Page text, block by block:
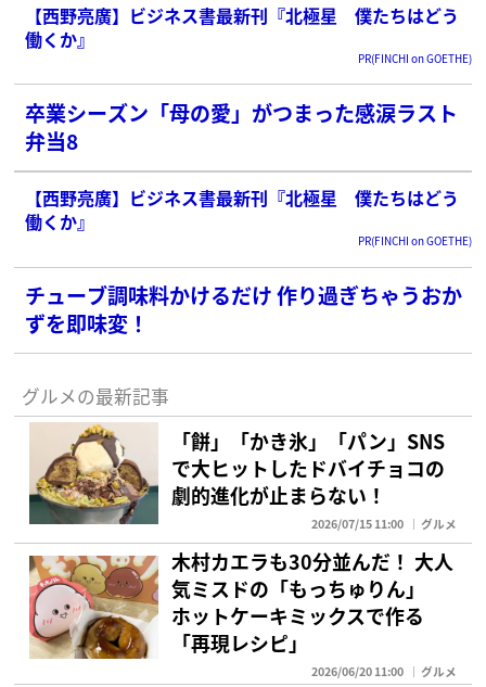
【西野亮廣】ビジネス書最新刊『北極星 僕たちはどう
働くか』
PR(FINCHI on GOETHE)
卒業シーズン「母の愛」がつまった感涙ラスト
弁当8
【西野亮廣】ビジネス書最新刊『北極星 僕たちはどう
働くか』
PR(FINCHI on GOETHE)
チューブ調味料かけるだけ 作り過ぎちゃうおか
ずを即味変！
グルメの最新記事
「餅」「かき氷」「パン」SNS
で大ヒットしたドバイチョコの
劇的進化が止まらない！
2026/07/15 11:00 グルメ
木村カエラも30分並んだ！ 大人
気ミスドの「もっちゅりん」
ホットケーキミックスで作る
「再現レシピ」
2026/06/20 11:00 グルメ